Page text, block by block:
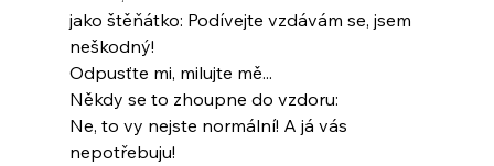
jako štěňátko: Podívejte vzdávám se, jsem
neškodný!
Odpusťte mi, milujte mě...
Někdy se to zhoupne do vzdoru:
Ne, to vy nejste normální! A já vás
nepotřebuju!